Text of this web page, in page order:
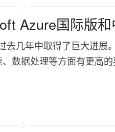
Azure国际版
几年中取得了巨大进展
数据处理等方面有更高